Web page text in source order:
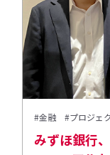
#金融 #プロジェ
みずほ銀行